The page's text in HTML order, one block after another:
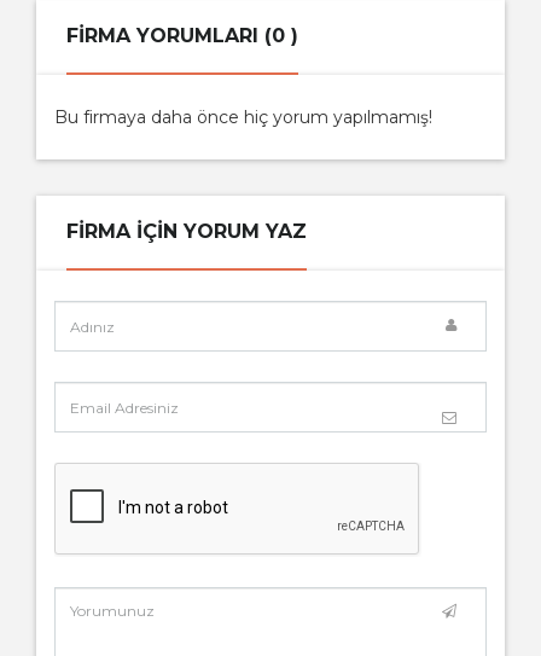
FIRMA YORUMLARI (0 )
Bu firmaya daha önce hiç yorum yapılmamış!
FIRMA IÇIN YORUM YAZ